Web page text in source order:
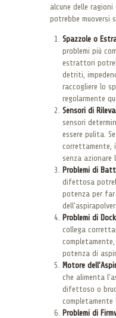
alcune delle ragioni
potrebbe muoversi
Spazzole o
problemi più
estrattori
detriti,
raccogliere lo
regolarmente
Sensori di
sensori
essere pulita.
correttamente,
senza azionare
Problemi di
difettosa
potenza per
Problemi di
collega
potenza di
Motore
che alimenta
difettoso o
completamente
Problemi di